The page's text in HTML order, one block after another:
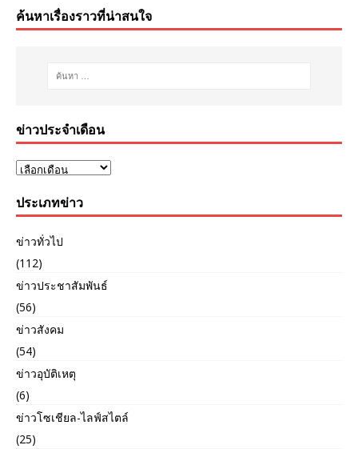
ค้นหาเรื่องราวที่น่าสนใจ
ข่าวประจำเดือน
ประเภทข่าว
ข่าวทั่วไป
(112)
ข่าวประชาสัมพันธ์
(56)
ข่าวสังคม
(54)
ข่าวอุบัติเหตุ
(6)
ข่าวโซเชียล-ไลฟ์สไตล์
(25)